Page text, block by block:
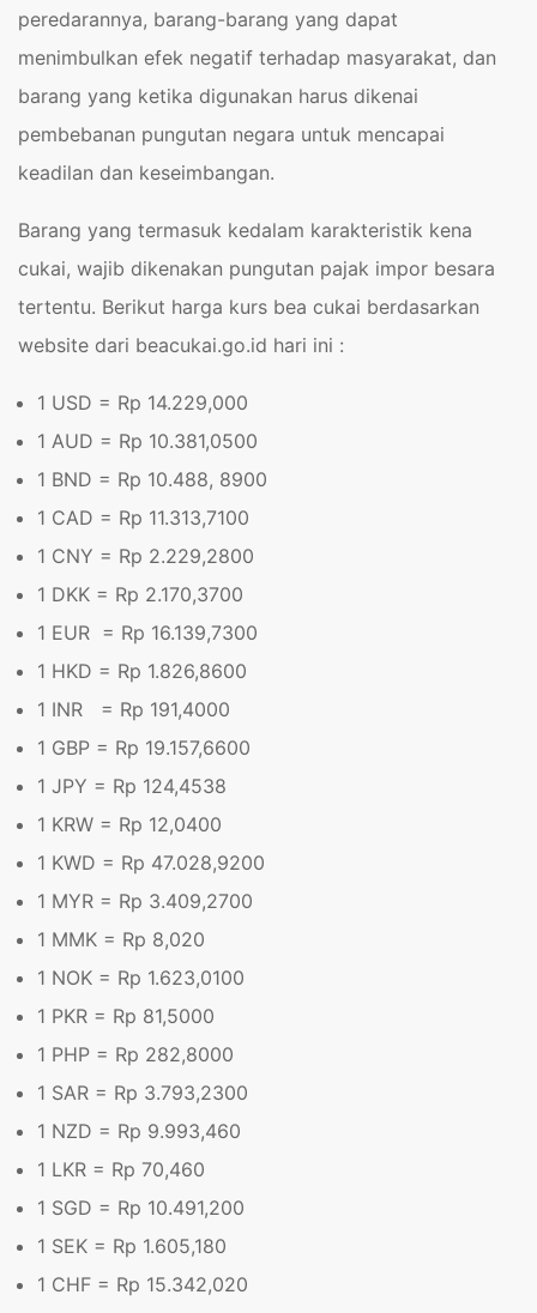
peredarannya, barang-barang yang dapat
menimbulkan efek negatif terhadap masyarakat, dan
barang yang ketika digunakan harus dikenai
pembebanan pungutan negara untuk mencapai
keadilan dan keseimbangan.
Barang yang termasuk kedalam karakteristik kena
cukai, wajib dikenakan pungutan pajak impor besara
tertentu. Berikut harga kurs bea cukai berdasarkan
website dari beacukai.go.id hari ini :
1 USD = Rp 14.229,000
1 AUD = Rp 10.381,0500
1 BND = Rp 10.488, 8900
1 CAD = Rp 11.313,7100
1 CNY = Rp 2.229,2800
1 DKK = Rp 2.170,3700
1 EUR = Rp 16.139,7300
1 HKD = Rp 1.826,8600
1 INR = Rp 191,4000
1 GBP = Rp 19.157,6600
1 JPY = Rp 124,4538
1 KRW = Rp 12,0400
1 KWD = Rp 47.028,9200
1 MYR = Rp 3.409,2700
1 MMK = Rp 8,020
1 NOK = Rp 1.623,0100
1 PKR = Rp 81,5000
1 PHP = Rp 282,8000
1 SAR = Rp 3.793,2300
1 NZD = Rp 9.993,460
1 LKR = Rp 70,460
1 SGD = Rp 10.491,200
1 SEK = Rp 1.605,180
1 CHF = Rp 15.342,020